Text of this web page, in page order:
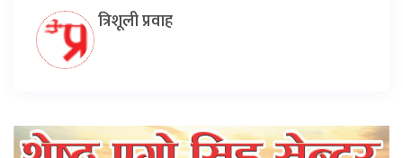
त्रिशूली प्रवाह